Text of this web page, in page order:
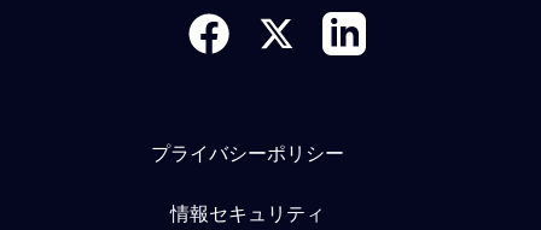
プライバシーポリシー
情報セキュリティ